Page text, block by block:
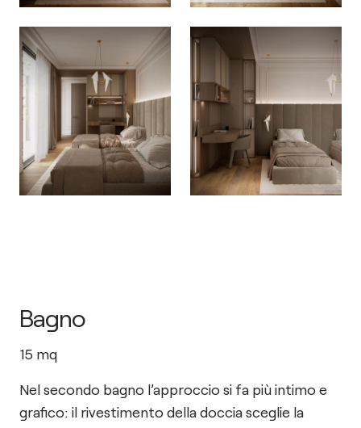
Bagno
15 mq
Nel secondo bagno l’approccio si fa più intimo e
grafico: il rivestimento della doccia sceglie la